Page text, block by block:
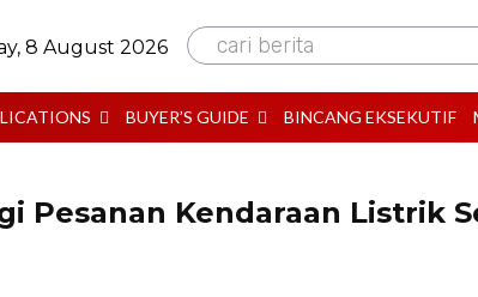
8 August 2026 cari berita
BUYER’S GUIDE BINCANG EKSEKUTIF
Pesanan Kendaraan Listrik